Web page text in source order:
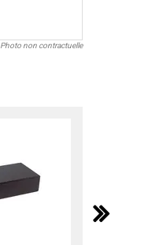
Photo non contractuelle